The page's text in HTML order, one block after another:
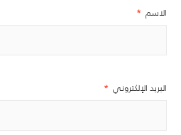
الاسم *
البريد الإلكتروني *